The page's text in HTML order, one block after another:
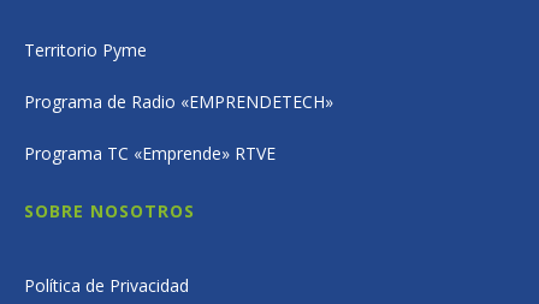
Territorio Pyme
Programa de Radio «EMPRENDETECH»
Programa TC «Emprende» RTVE
SOBRE NOSOTROS
Política de Privacidad